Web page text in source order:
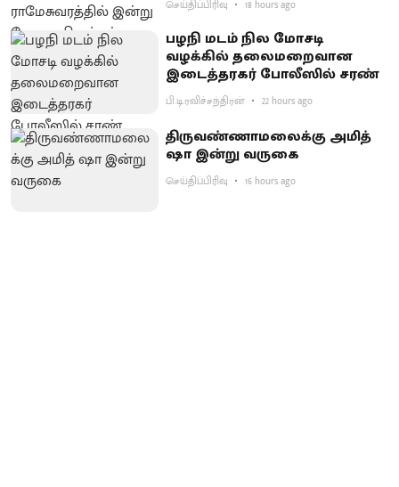
செய்திப்பிரிவு 18 hours ago
பழநி மடம் நில மோசடி
வழக்கில் தலைமறைவான
இடைத்தரகர் போலீஸில் சரண்
பி.டி.ரவிச்சந்திரன் 22 hours ago
திருவண்ணாமலைக்கு அமித்
ஷா இன்று வருகை
செய்திப்பிரிவு 16 hours ago